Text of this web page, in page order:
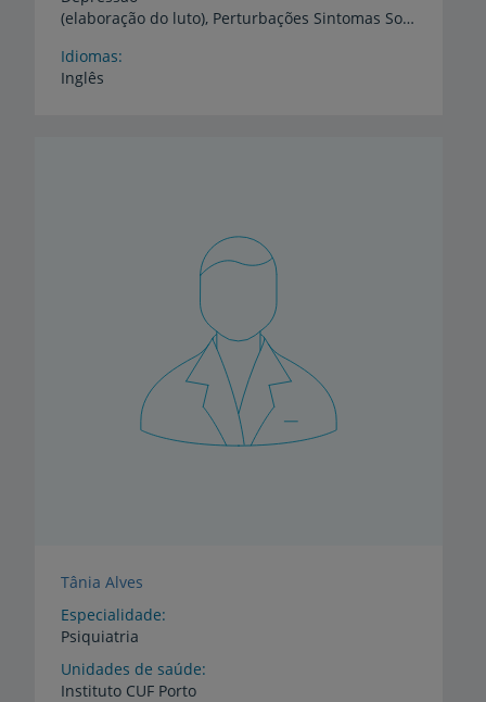
(elaboração do luto), Perturbações Sintomas Somáticos (exaustão laboral/liderança)
Idiomas
Inglês
Tânia Alves
Especialidade
Psiquiatria
Unidades de saúde
Instituto CUF Porto